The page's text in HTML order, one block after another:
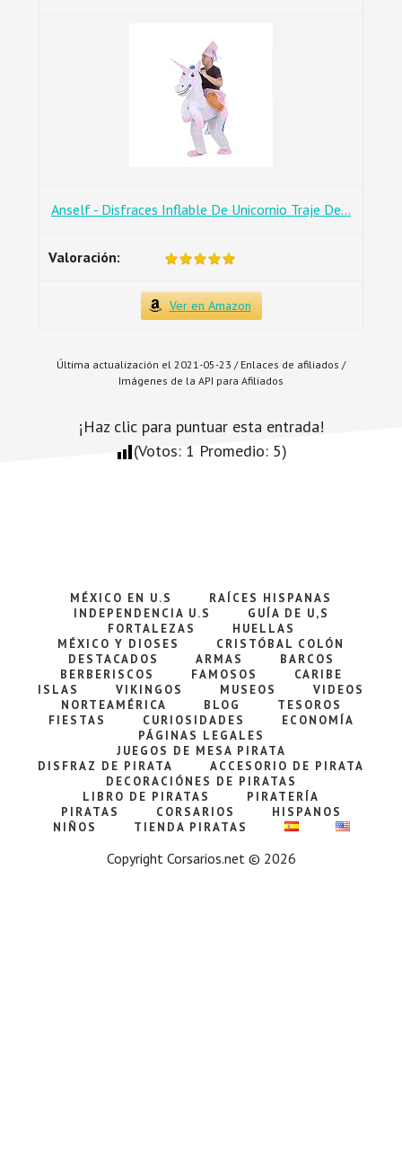
Anself - Disfraces Inflable De Unicornio Traje De...
Ver en Amazon
Última actualización el 2021-05-23 / Enlaces de afiliados /
Imágenes de la API para Afiliados
¡Haz clic para puntuar esta entrada!
(Votos: 1 Promedio: 5)
MÉXICO EN U.S
RAÍCES HISPANAS
INDEPENDENCIA U.S
GUÍA DE U,S
FORTALEZAS
HUELLAS
MÉXICO Y DIOSES
CRISTÓBAL COLÓN
DESTACADOS
ARMAS
BARCOS
BERBERISCOS
FAMOSOS
CARIBE
ISLAS
VIKINGOS MUSEOS
VIDEOS
NORTEAMÉRICA
BLOG
TESOROS
FIESTAS
CURIOSIDADES
ECONOMÍA
PÁGINAS LEGALES
JUEGOS DE MESA PIRATA
DISFRAZ DE PIRATA
ACCESORIO DE PIRATA
DECORACIÓNES DE PIRATAS
LIBRO DE PIRATAS
PIRATERÍA
PIRATAS
CORSARIOS
HISPANOS
NIÑOS
TIENDA PIRATAS
Copyright Corsarios.net © 2026